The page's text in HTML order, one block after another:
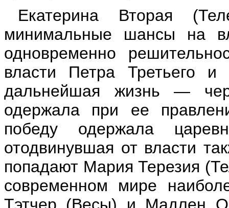
Екатерина Вторая
минимальные шансы на
одновременно
власти Петра Третьего
дальнейшая жизнь —
одержала при ее
победу одержала
отодвинувшая от власти
попадают Мария Терезия
современном мире